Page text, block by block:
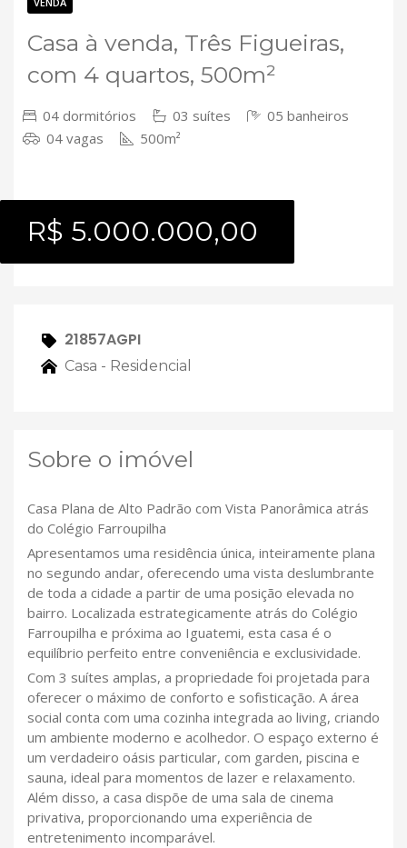
Casa à venda, Três Figueiras,
com 4 quartos, 500m²
04 dormitórios 03 suítes
05 banheiros
04 vagas
500m²
R$ 5.000.000,00
21857AGPI
Casa - Residencial
Sobre o imóvel
Casa Plana de Alto Padrão com Vista Panorâmica atrás
do Colégio Farroupilha
Apresentamos uma residência única, inteiramente plana
no segundo andar, oferecendo uma vista deslumbrante
de toda a cidade a partir de uma posição elevada no
bairro. Localizada estrategicamente atrás do Colégio
Farroupilha e próxima ao Iguatemi, esta casa é o
equilíbrio perfeito entre conveniência e exclusividade.
Com 3 suítes amplas, a propriedade foi projetada para
oferecer o máximo de conforto e sofisticação. A área
social conta com uma cozinha integrada ao living, criando
um ambiente moderno e acolhedor. O espaço externo é
um verdadeiro oásis particular, com garden, piscina e
sauna, ideal para momentos de lazer e relaxamento.
Além disso, a casa dispõe de uma sala de cinema
privativa, proporcionando uma experiência de
entretenimento incomparável.